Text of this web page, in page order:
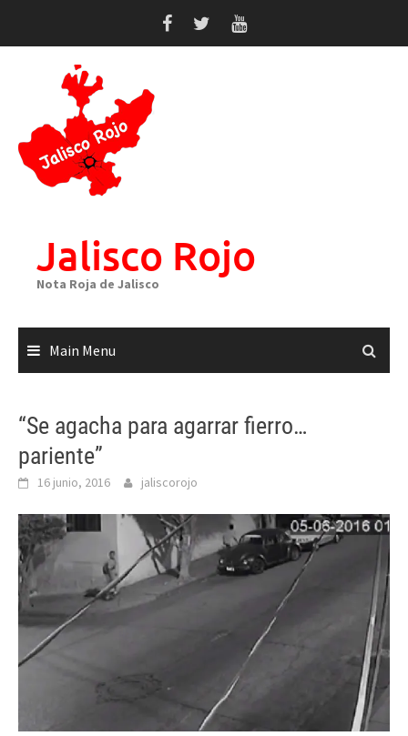
Jalisco Rojo
Nota Roja de Jalisco
Main Menu
“Se agacha para agarrar fierro…
pariente”
16 junio, 2016 jaliscorojo